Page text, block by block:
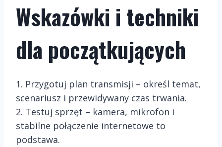
Wskazówki i techniki
dla początkujących
1. Przygotuj plan transmisji – określ temat,
scenariusz i przewidywany czas trwania.
2. Testuj sprzęt – kamera, mikrofon i
stabilne połączenie internetowe to
podstawa.